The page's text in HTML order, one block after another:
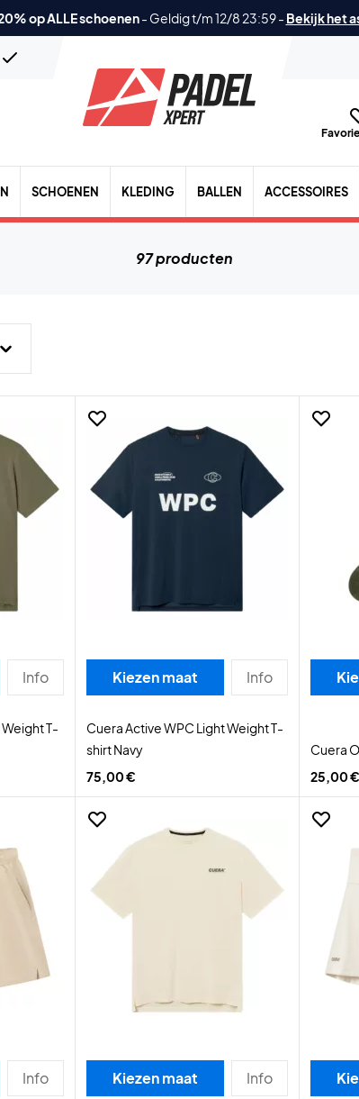
op ALLE schoenen- Geldig t/m 12/8 23:59- Bekijk het
SCHOENEN KLEDING BALLEN ACCESSOIRES
97 producten
Info
T-
Kiezen maat Info
Cuera Active WPC Light Weight T-
shirt Navy
75,00 €
Cuera
25,00 €
Info Kiezen maat Info